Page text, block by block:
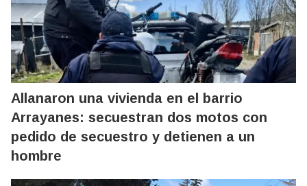
Allanaron una vivienda en el barrio
Arrayanes: secuestran dos motos con
pedido de secuestro y detienen a un
hombre